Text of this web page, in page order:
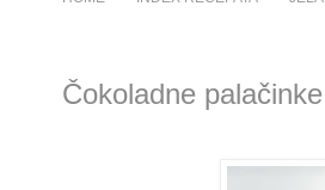
Čokoladne palačinke